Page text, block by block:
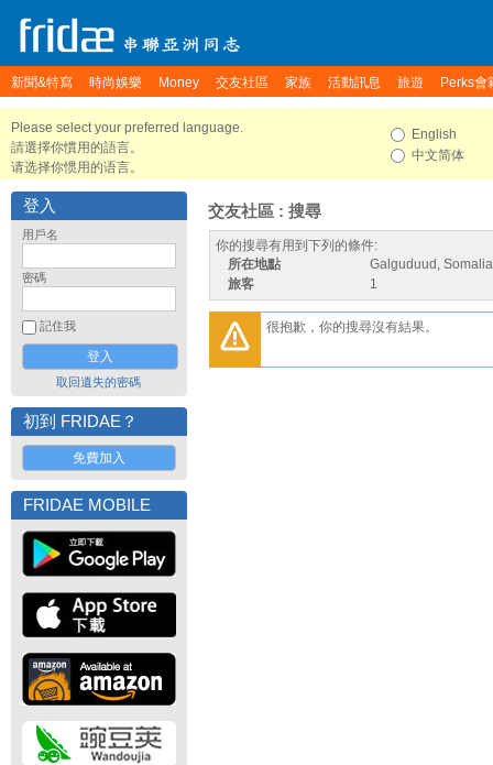
新聞&特寫 時尚娛樂 Money 交友社區 家族 活動訊息 旅遊 Perks會
Please select your preferred language.
請選擇你慣用的語言。
请选择你惯用的语言。
English
中文简体
登入
用戶名
密碼
記住我
取回遺失的密碼
初到 FRIDAE？
免費加入
FRIDAE MOBILE
交友社區 : 搜尋
你的搜尋有用到下列的條件:
所在地點
Galguduud, Somalia
旅客
1
很抱歉，你的搜尋沒有結果。